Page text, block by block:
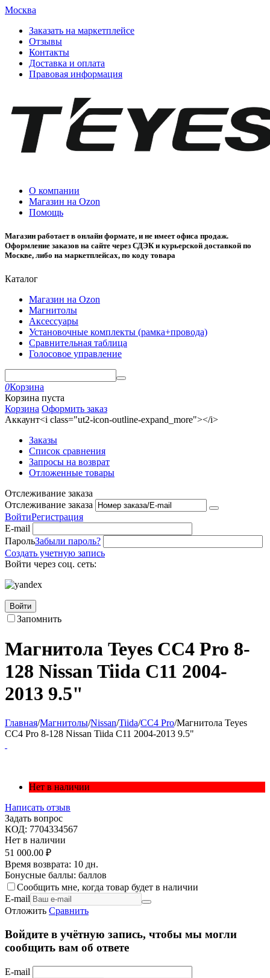
Москва
Заказать на маркетплейсе
Отзывы
Контакты
Доставка и оплата
Правовая информация
О компании
Магазин на Ozon
Помощь
Магазин работает в онлайн формате, и не имеет офиса продаж.
Оформление заказов на сайте через СДЭК и курьерской доставкой по
Москве, либо на маркетплейсах, по коду товара
Каталог
Магазин на Ozon
Магнитолы
Аксессуары
Установочные комплекты (рамка+провода)
Сравнительная таблица
Голосовое управление
0Корзина
Корзина пуста
Корзина Оформить заказ
Аккаунт<i class="ut2-icon-outline-expand_more"></i>
Заказы
Список сравнения
Запросы на возврат
Отложенные товары
Отслеживание заказа
Отслеживание заказа
ВойтиРегистрация
E-mail
ПарольЗабыли пароль?
Создать учетную запись
Войти через соц. сеть:
Войти
Запомнить
Магнитола Teyes CC4 Pro 8-
128 Nissan Tiida C11 2004-
2013 9.5"
Главная/Магнитолы/Nissan/Tiida/CC4 Pro/Магнитола Teyes
CC4 Pro 8-128 Nissan Tiida C11 2004-2013 9.5"
Нет в наличии
Написать отзыв
Задать вопрос
КОД: 7704334567
Нет в наличии
51 000.00 ₽
Время возврата: 10 дн.
Бонусные баллы: баллов
Сообщить мне, когда товар будет в наличии
E-mail
Отложить Сравнить
Войдите в учётную запись, чтобы мы могли
сообщить вам об ответе
E-mail